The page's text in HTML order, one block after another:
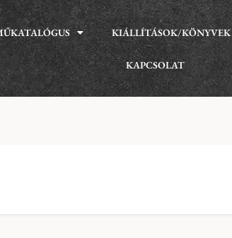
KIÁLLÍTÁSOK/KÖNYVEK
KAPCSOLAT